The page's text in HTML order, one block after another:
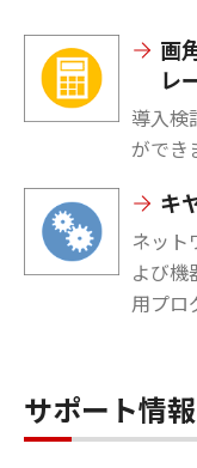
画
レ
導入検
ができ
キ
ネット
よび機
用プロ
サポート情報